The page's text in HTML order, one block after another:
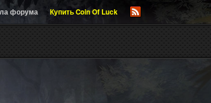
форума Купить Coin Of Luck